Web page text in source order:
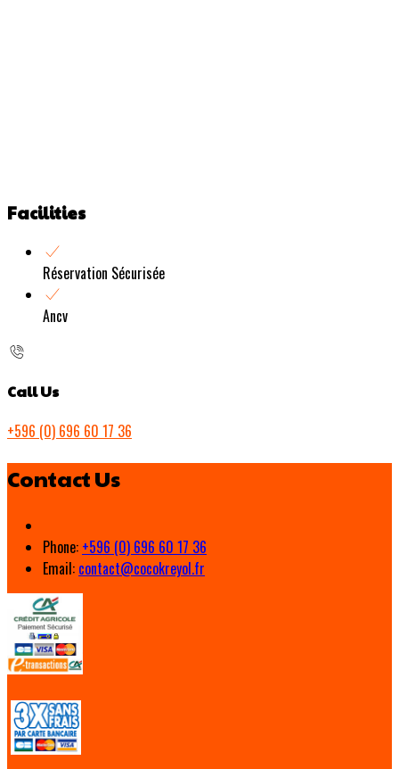
Facilities
Réservation Sécurisée
Ancv
Call Us
+596 (0) 696 60 17 36
Contact Us
Phone: +596 (0) 696 60 17 36
Email: contact@cocokreyol.fr